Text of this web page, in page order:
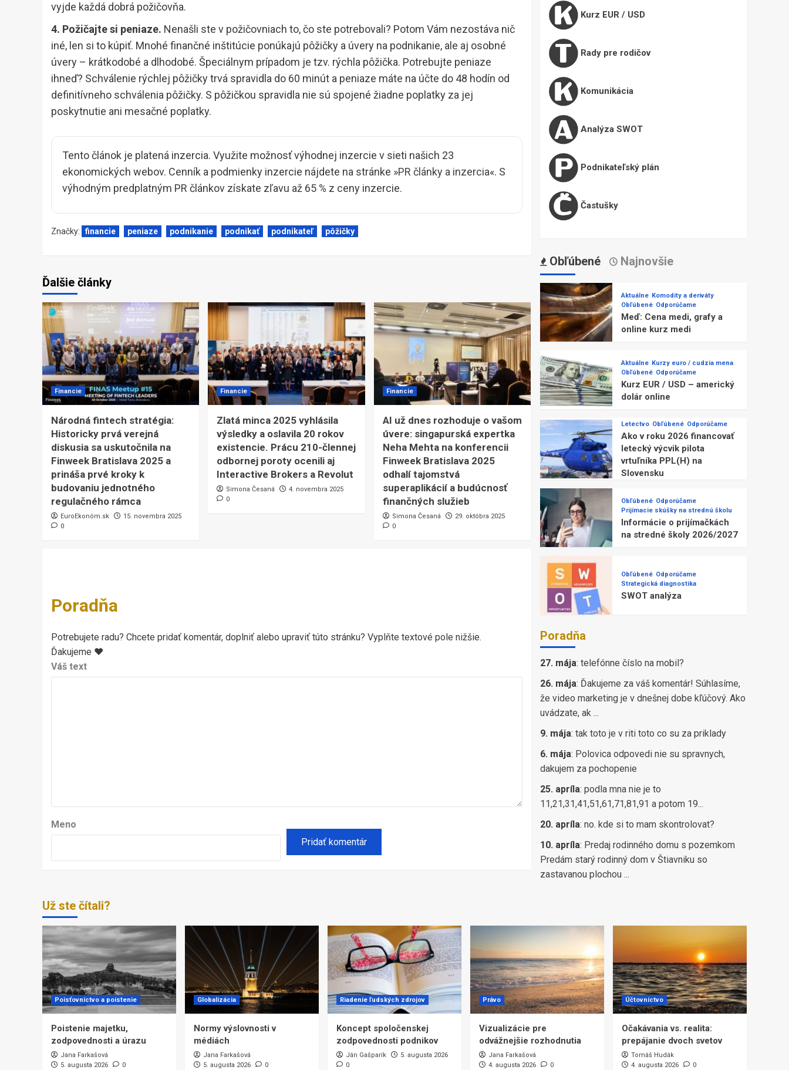
vyjde každá dobrá požičovňa.
4. Požičajte si peniaze. Nenašli ste v požičovniach to, čo ste potrebovali? Potom Vám nezostáva nič
iné, len si to kúpiť. Mnohé finančné inštitúcie ponúkajú pôžičky a úvery na podnikanie, ale aj osobné
úvery – krátkodobé a dlhodobé. Špeciálnym prípadom je tzv. rýchla pôžička. Potrebujte peniaze
ihneď? Schválenie rýchlej pôžičky trvá spravidla do 60 minút a peniaze máte na účte do 48 hodín od
definitívneho schválenia pôžičky. S pôžičkou spravidla nie sú spojené žiadne poplatky za jej
poskytnutie ani mesačné poplatky.
Tento článok je platená inzercia. Využite možnosť výhodnej inzercie v sieti našich 23
ekonomických webov. Cenník a podmienky inzercie nájdete na stránke »PR články a inzercia«. S
výhodným predplatným PR článkov získate zľavu až 65 % z ceny inzercie.
Značky: financie peniaze podnikanie podnikať podnikateľ pôžičky
Ďalšie články
Financie
Národná fintech stratégia:
Historicky prvá verejná
diskusia sa uskutočnila na
Finweek Bratislava 2025 a
prináša prvé kroky k
budovaniu jednotného
regulačného rámca
EuroEkonóm.sk
15. novembra 2025
0
Financie
Zlatá minca 2025 vyhlásila
výsledky a oslavila 20 rokov
existencie. Prácu 210-člennej
odbornej poroty ocenili aj
Interactive Brokers a Revolut
Simona Česaná
4. novembra 2025
0
Financie
AI už dnes rozhoduje o vašom
úvere: singapurská expertka
Neha Mehta na konferencii
Finweek Bratislava 2025
odhalí tajomstvá
superaplikácií a budúcnosť
finančných služieb
Simona Česaná
29. októbra 2025
0
Poradňa
Potrebujete radu? Chcete pridať komentár, doplniť alebo upraviť túto stránku? Vyplňte textové pole nižšie.
Ďakujeme ♥
Váš text
Meno
Kurz EUR / USD
Rady pre rodičov
Komunikácia
Analýza SWOT
Podnikateľský plán
Častušky
Obľúbené Najnovšie
Aktuálne Komodity a deriváty
Obľúbené Odporúčame
Meď: Cena medi, grafy a
online kurz medi
Aktuálne Kurzy euro / cudzia mena
Obľúbené Odporúčame
Kurz EUR / USD – americký
dolár online
Letectvo Obľúbené Odporúčame
Ako v roku 2026 financovať
letecký výcvik pilota
vrtuľníka PPL(H) na
Slovensku
Obľúbené Odporúčame
Prijímacie skúšky na strednú školu
Informácie o prijímačkách
na stredné školy 2026/2027
Obľúbené Odporúčame
Strategická diagnostika
SWOT analýza
Poradňa
27. mája: telefónne číslo na mobil?
26. mája: Ďakujeme za váš komentár! Súhlasíme,
že video marketing je v dnešnej dobe kľúčový. Ako
uvádzate, ak ...
9. mája: tak toto je v riti toto co su za priklady
6. mája: Polovica odpovedi nie su spravnych,
dakujem za pochopenie
25. apríla: podla mna nie je to
11,21,31,41,51,61,71,81,91 a potom 19...
20. apríla: no. kde si to mam skontrolovat?
10. apríla: Predaj rodinného domu s pozemkom
Predám starý rodinný dom v Štiavniku so
zastavanou plochou ...
Už ste čítali?
Poisťovníctvo a poistenie
Poistenie majetku,
zodpovednosti a úrazu
Jana Farkašová
5. augusta 2026
0
Globalizácia
Normy výslovnosti v
médiách
Jana Farkašová
5. augusta 2026
0
Riadenie ľudských zdrojov
Koncept spoločenskej
zodpovednosti podnikov
Ján Gašparík
5. augusta 2026
0
Právo
Vizualizácie pre
odvážnejšie rozhodnutia
Jana Farkašová
4. augusta 2026
0
Účtovníctvo
Očakávania vs. realita:
prepájanie dvoch svetov
Tomáš Hudák
4. augusta 2026
0